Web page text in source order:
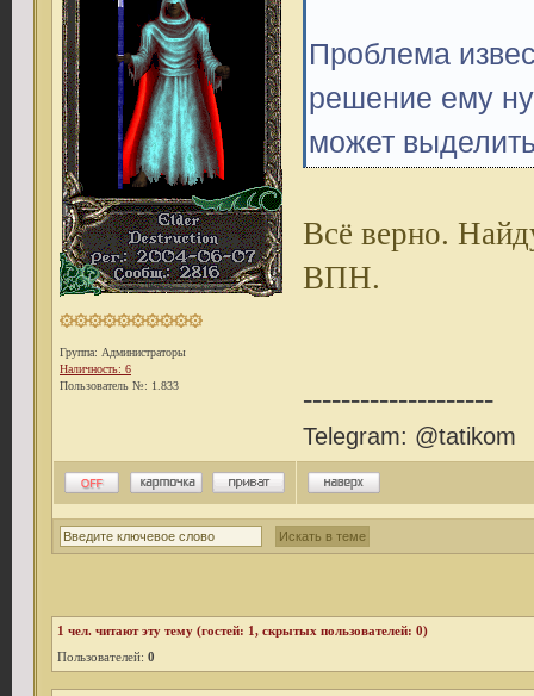
Группа: Администраторы
Наличность: 6
Пользователь №: 1.833
Проблема
решение ему
может
Всё верно.
ВПН.
--------------------
Telegram: @tatikom
1 чел. читают эту тему (гостей: 1, скрытых пользователей: 0)
Пользователей: 0